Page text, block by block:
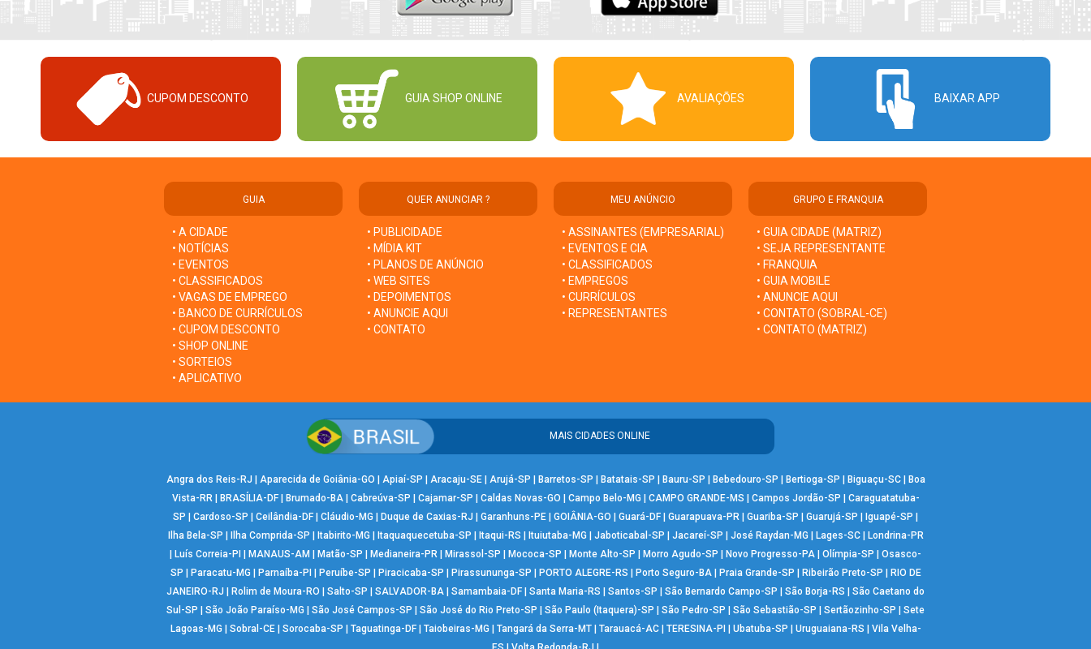
CUPOM DESCONTO GUIA SHOP ONLINE AVALIAÇÕES BAIXAR APP
GUIA
• A CIDADE
• NOTÍCIAS
• EVENTOS
• CLASSIFICADOS
• VAGAS DE EMPREGO
• BANCO DE CURRÍCULOS
• CUPOM DESCONTO
• SHOP ONLINE
• SORTEIOS
• APLICATIVO
QUER ANUNCIAR ?
• PUBLICIDADE
• MÍDIA KIT
• PLANOS DE ANÚNCIO
• WEB SITES
• DEPOIMENTOS
• ANUNCIE AQUI
• CONTATO
MEU ANÚNCIO
• ASSINANTES (EMPRESARIAL)
• EVENTOS E CIA
• CLASSIFICADOS
• EMPREGOS
• CURRÍCULOS
• REPRESENTANTES
GRUPO E FRANQUIA
• GUIA CIDADE (MATRIZ)
• SEJA REPRESENTANTE
• FRANQUIA
• GUIA MOBILE
• ANUNCIE AQUI
• CONTATO (SOBRAL-CE)
• CONTATO (MATRIZ)
MAIS CIDADES ONLINE
Angra dos Reis-RJ | Aparecida de Goiânia-GO | Apiaí-SP | Aracaju-SE| Arujá-SP | Barretos-SP | Batatais-SP | Bauru-SP | Bebedouro-SP | Bertioga-SP | Biguaçu-SC| Boa
Vista-RR | BRASÍLIA-DF| Brumado-BA| Cabreúva-SP | Cajamar-SP | Caldas Novas-GO | Campo Belo-MG | CAMPO GRANDE-MS | Campos Jordão-SP | Caraguatatuba-
SP | Cardoso-SP | Ceilândia-DF | Cláudio-MG | Duque de Caxias-RJ | Garanhuns-PE | GOIÂNIA-GO | Guará-DF | Guarapuava-PR | Guariba-SP | Guarujá-SP | Iguapé-SP |
Ilha Bela-SP | Ilha Comprida-SP | Itabirito-MG | Itaquaquecetuba-SP | Itaqui-RS | Ituiutaba-MG | Jaboticabal-SP | Jacareí-SP | José Raydan-MG | Lages-SC| Londrina-PR
| Luís Correia-PI | MANAUS-AM | Matão-SP | Medianeira-PR | Mirassol-SP | Mococa-SP | Monte Alto-SP | Morro Agudo-SP | Novo Progresso-PA | Olímpia-SP | Osasco-
SP | Paracatu-MG | Parnaíba-PI | Peruíbe-SP | Piracicaba-SP | Pirassununga-SP | PORTO ALEGRE-RS | Porto Seguro-BA| Praia Grande-SP | Ribeirão Preto-SP | RIO DE
JANEIRO-RJ | Rolim de Moura-RO | Salto-SP | SALVADOR-BA | Samambaia-DF | Santa Maria-RS | Santos-SP | São Bernardo Campo-SP | São Borja-RS | São Caetano do
Sul-SP | São João Paraíso-MG | São José Campos-SP | São José do Rio Preto-SP | São Paulo (Itaquera)-SP | São Pedro-SP | São Sebastião-SP | Sertãozinho-SP | Sete
Lagoas-MG | Sobral-CE| Sorocaba-SP | Taguatinga-DF| Taiobeiras-MG | Tangará da Serra-MT| Tarauacá-AC| TERESINA-PI | Ubatuba-SP | Uruguaiana-RS | Vila Velha-